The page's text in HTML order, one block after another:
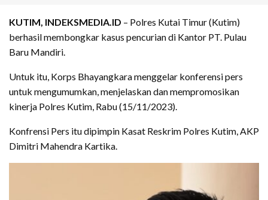
KUTIM, INDEKSMEDIA.ID – Polres Kutai Timur (Kutim)
berhasil membongkar kasus pencurian di Kantor PT. Pulau
Baru Mandiri.
Untuk itu, Korps Bhayangkara menggelar konferensi pers
untuk mengumumkan, menjelaskan dan mempromosikan
kinerja Polres Kutim, Rabu (15/11/2023).
Konfrensi Pers itu dipimpin Kasat Reskrim Polres Kutim, AKP
Dimitri Mahendra Kartika.